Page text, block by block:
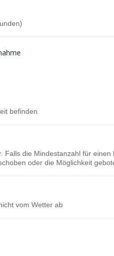
befinden.
Falls die Mindestanzahl für
oder die Möglichkeit
vom Wetter ab